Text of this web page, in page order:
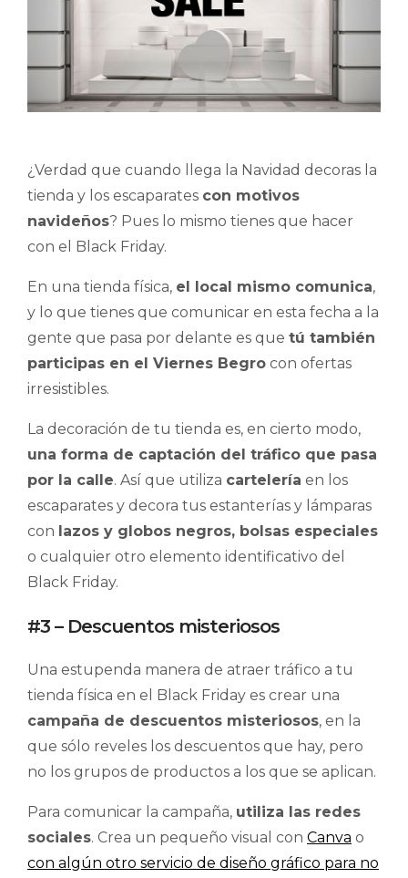
¿Verdad que cuando llega la Navidad decoras la
tienda y los escaparates con motivos
navideños? Pues lo mismo tienes que hacer
con el Black Friday.
En una tienda física, el local mismo comunica,
y lo que tienes que comunicar en esta fecha a la
gente que pasa por delante es que tú también
participas en el Viernes Begro con ofertas
irresistibles.
La decoración de tu tienda es, en cierto modo,
una forma de captación del tráfico que pasa
por la calle. Así que utiliza cartelería en los
escaparates y decora tus estanterías y lámparas
con lazos y globos negros, bolsas especiales
o cualquier otro elemento identificativo del
Black Friday.
#3 – Descuentos misteriosos
Una estupenda manera de atraer tráfico a tu
tienda física en el Black Friday es crear una
campaña de descuentos misteriosos, en la
que sólo reveles los descuentos que hay, pero
no los grupos de productos a los que se aplican.
Para comunicar la campaña, utiliza las redes
sociales. Crea un pequeño visual con Canva o
con algún otro servicio de diseño gráfico para no